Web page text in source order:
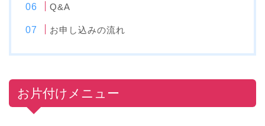
Q&A
お申し込みの流れ
お片付けメニュー